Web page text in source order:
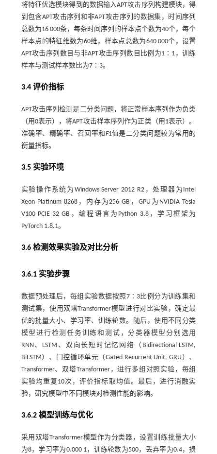
将特征优选模块得到的数据输入APT攻击序列构建模块，得
到包含APT攻击序列和非APT攻击序列的数据集，时间序列
总数为16 000条，每条时间序列的样本点个数为40个，每个
样本点的特征维数为60维，样本点总数为640 000个，设置
APT攻击序列数目与非APT攻击序列数目比例为1∶1，训练
样本与测试样本数比为7∶3。
3.4 评价指标
APT攻击序列检测是二分类问题，将正常样本序列作为负类
（用0表示），将APT攻击样本序列作为正类（用1表示）。
准确率、精确率、召回率和 F1值是二分类问题较为常用的
衡量指标。
3.5 实验环境
实验操作系统为Windows Server 2012 R2，处理器为Intel
Xeon Platinum 8268，内存为256 GB，GPU为NVIDIA Tesla
V100 PCIE 32 GB，编程语言为Python 3.8，学习框架为
PyTorch 1.8.1。
3.6 检测效果实验及对比分析
3.6.1 实验步骤
数据预处理后，每组实验数据按照7∶3比例分为训练集和
测试集，使用双塔Transformer模型进行对比实验，确定最
优的批量大小、学习率、训练轮数。随后，使用不同分类
模型进行检测任务训练和测试，分类器模型分别选用
RNN、LSTM、双向长短时记忆网络（Bidirectional LSTM,
BiLSTM）、门控循环单元（Gated Recurrent Unit, GRU）、
Transformer、双塔Transformer，进行多组对照实验，每组
实验均重复10次，评价指标取均值。最后，进行消融实
验，研究模型中不同模块对检测性能的影响。
3.6.2 模型训练与优化
采用双塔Transformer模型作为分类器，设置训练批量大小
为8，学习率为0.000 1，训练轮数为500，丢弃率为0.4，损